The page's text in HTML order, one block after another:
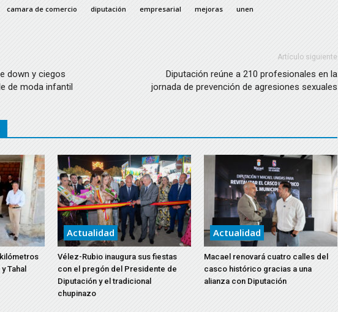
camara de comercio diputación empresarial mejoras
unen
down y ciegos
de moda infantil
Artículo siguiente
Diputación reúne a 210 profesionales en la
jornada de prevención de agresiones sexuales
Tahal
Actualidad
Vélez-Rubio inaugura sus fiestas
con el pregón del Presidente de
Diputación y el tradicional
chupinazo
Actualidad
Macael renovará cuatro calles del
casco histórico gracias a una
alianza con Diputación